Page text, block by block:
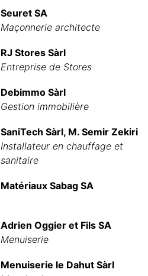
Seuret SA
Maçonnerie architecte
RJ Stores Sàrl
Entreprise de Stores
Debimmo Sàrl
Gestion immobilière
SaniTech Sàrl, M. Semir Zekiri
Installateur en chauffage et
sanitaire
Matériaux Sabag SA
Adrien Oggier et Fils SA
Menuiserie
Menuiserie le Dahut Sàrl